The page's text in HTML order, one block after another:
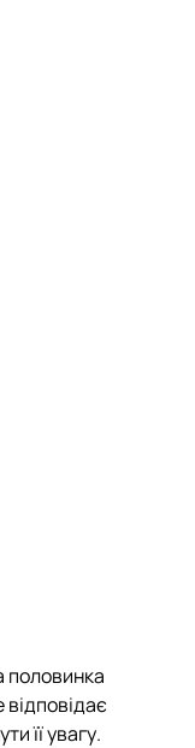
половинка
її увагу.